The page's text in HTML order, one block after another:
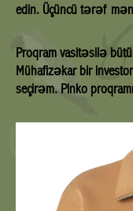
edin. Üçüncü tərəf
Proqram vasitəsilə
Mühafizəkar bir
seçirəm. Pinko